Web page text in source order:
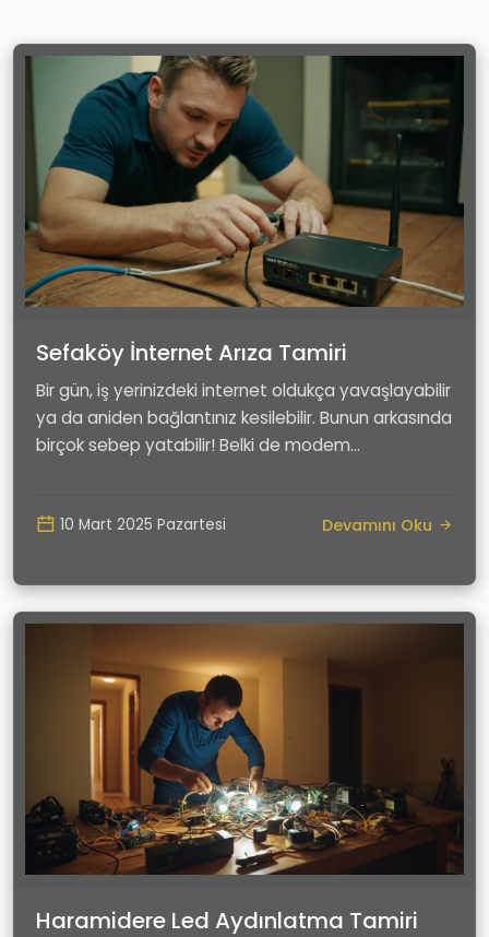
Sefaköy İnternet Arıza Tamiri
Bir gün, iş yerinizdeki internet oldukça yavaşlayabilir
ya da aniden bağlantınız kesilebilir. Bunun arkasında
birçok sebep yatabilir! Belki de modem...
10 Mart 2025 Pazartesi Devamını Oku
Haramidere Led Aydınlatma Tamiri